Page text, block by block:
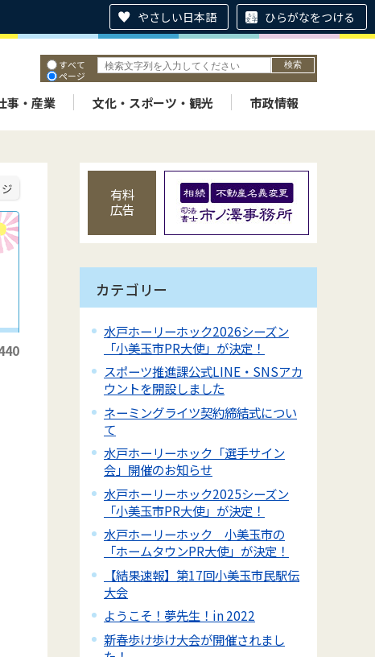
やさしい日本語 ひらがなをつける
すべて
ページ
事・産業 文化・スポーツ・観光 市政情報
有料
広告
カテゴリー
水戸ホーリーホック2026シーズン
「小美玉市PR大使」が決定！
スポーツ推進課公式LINE・SNSアカ
ウントを開設しました
ネーミングライツ契約締結式につい
て
水戸ホーリーホック「選手サイン
会」開催のお知らせ
水戸ホーリーホック2025シーズン
「小美玉市PR大使」が決定！
水戸ホーリーホック 小美玉市の
「ホームタウンPR大使」が決定！
【結果速報】第17回小美玉市民駅伝
大会
ようこそ！夢先生！in 2022
新春歩け歩け大会が開催されまし